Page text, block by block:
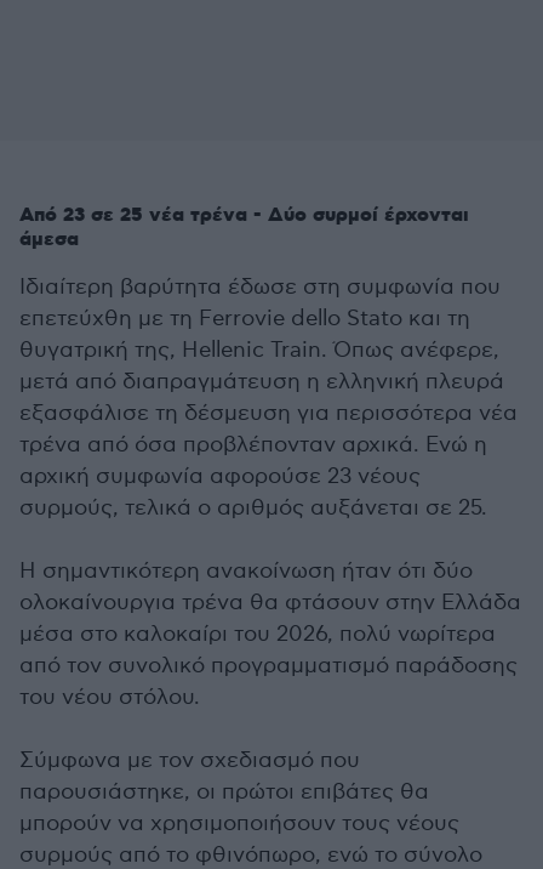
Από 23 σε 25 νέα τρένα - Δύο συρμοί έρχονται
άμεσα
Ιδιαίτερη βαρύτητα έδωσε στη συμφωνία που
επετεύχθη με τη Ferrovie dello Stato και τη
θυγατρική της, Hellenic Train. Όπως ανέφερε,
μετά από διαπραγμάτευση η ελληνική πλευρά
εξασφάλισε τη δέσμευση για περισσότερα νέα
τρένα από όσα προβλέπονταν αρχικά. Ενώ η
αρχική συμφωνία αφορούσε 23 νέους
συρμούς, τελικά ο αριθμός αυξάνεται σε 25.
Η σημαντικότερη ανακοίνωση ήταν ότι δύο
ολοκαίνουργια τρένα θα φτάσουν στην Ελλάδα
μέσα στο καλοκαίρι του 2026, πολύ νωρίτερα
από τον συνολικό προγραμματισμό παράδοσης
του νέου στόλου.
Σύμφωνα με τον σχεδιασμό που
παρουσιάστηκε, οι πρώτοι επιβάτες θα
μπορούν να χρησιμοποιήσουν τους νέους
συρμούς από το φθινόπωρο, ενώ το σύνολο